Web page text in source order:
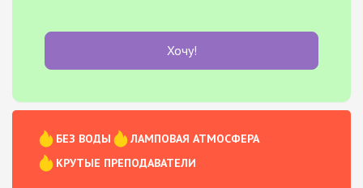
Хочу!
БЕЗ ВОДЫ
ЛАМПОВАЯ АТМОСФЕРА
КРУТЫЕ ПРЕПОДАВАТЕЛИ